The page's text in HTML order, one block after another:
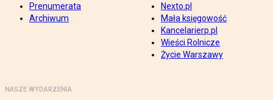
Prenumerata
Archiwum
Nexto.pl
Mała księgowość
Kancelarierp.pl
Wieści Rolnicze
Życie Warszawy
NASZE WYDARZENIA